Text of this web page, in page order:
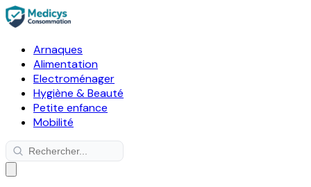
Arnaques
Alimentation
Electroménager
Hygiène & Beauté
Petite enfance
Mobilité